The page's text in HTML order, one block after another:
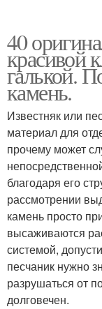
40
красивой
галькой.
камень.
Известняк или
материал для
прочему может
благодаря его
рассмотрении
камень просто
высаживаются
системой,
песчаник нужно
разрушаться от
долговечен.